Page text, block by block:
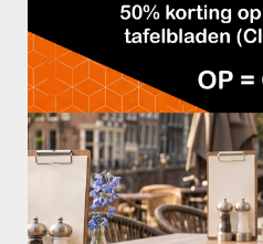
CAMPING SI-ES-AN